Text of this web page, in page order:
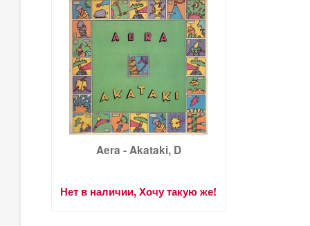
Aera - Akataki, D
Нет в наличии, Хочу такую же!